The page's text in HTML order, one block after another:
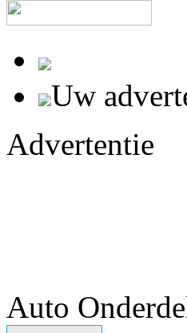
Uw
Advertentie
Auto